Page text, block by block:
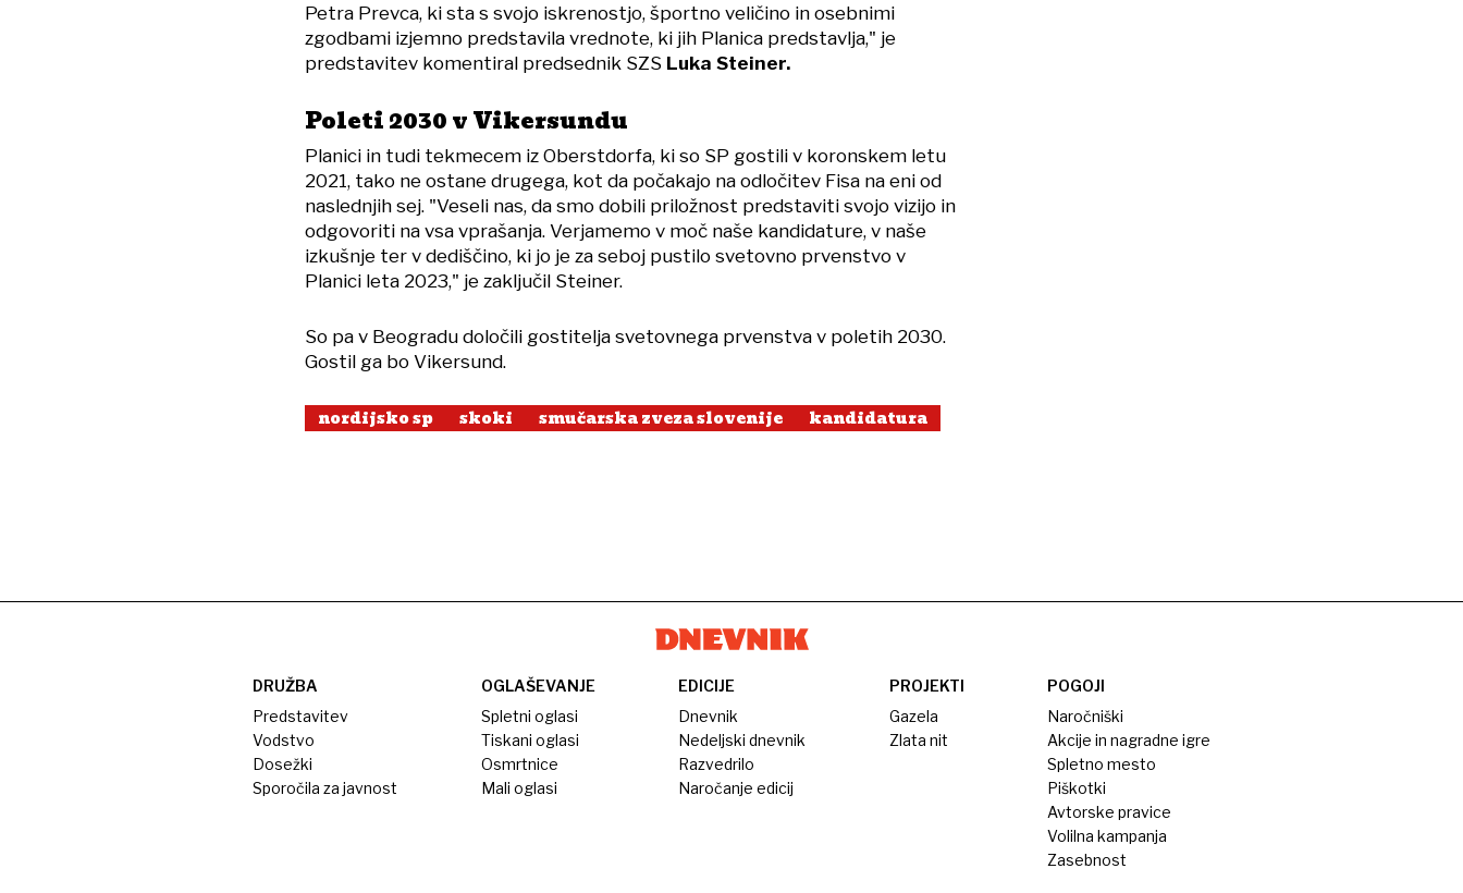
Petra Prevca, ki sta s svojo iskrenostjo, športno veličino in osebnimi
zgodbami izjemno predstavila vrednote, ki jih Planica predstavlja," je
predstavitev komentiral predsednik SZS Luka Steiner.
Poleti 2030 v Vikersundu
Planici in tudi tekmecem iz Oberstdorfa, ki so SP gostili v koronskem letu
2021, tako ne ostane drugega, kot da počakajo na odločitev Fisa na eni od
naslednjih sej. "Veseli nas, da smo dobili priložnost predstaviti svojo vizijo in
odgovoriti na vsa vprašanja. Verjamemo v moč naše kandidature, v naše
izkušnje ter v dediščino, ki jo je za seboj pustilo svetovno prvenstvo v
Planici leta 2023," je zaključil Steiner.
So pa v Beogradu določili gostitelja svetovnega prvenstva v poletih 2030.
Gostil ga bo Vikersund.
nordijsko sp skoki smučarska zveza slovenije kandidatura
DRUŽBA
Predstavitev
Vodstvo
Dosežki
Sporočila za javnost
OGLAŠEVANJE
Spletni oglasi
Tiskani oglasi
Osmrtnice
Mali oglasi
EDICIJE
Dnevnik
Nedeljski dnevnik
Razvedrilo
Naročanje edicij
PROJEKTI
Gazela
Zlata nit
POGOJI
Naročniški
Akcije in nagradne igre
Spletno mesto
Piškotki
Avtorske pravice
Volilna kampanja
Zasebnost